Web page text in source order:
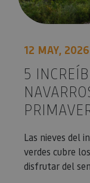
12 MAY, 2026
5
Las nieves del
verdes cubre
disfrutar del